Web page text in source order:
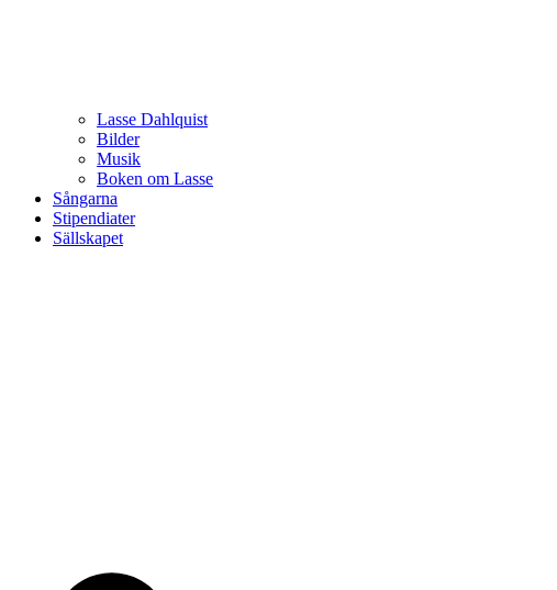
Lasse Dahlquist
Bilder
Musik
Boken om Lasse
Sångarna
Stipendiater
Sällskapet